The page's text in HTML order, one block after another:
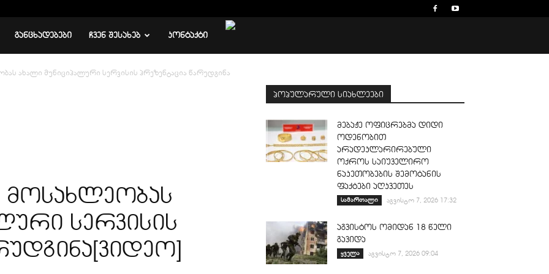
ᲒᲐᲜᲪᲮᲐᲓᲔᲑᲔᲑᲘ ᲩᲕᲔᲜ ᲨᲔᲡᲐᲮᲔᲑ ᲙᲝᲜᲢᲐᲥᲢᲘ
ახალი მუნიციპალური სერვისის პრეზენტაცია წარუდგინა
მოსახლეობას
სერვისის
პოპულარული სიახლეები
მებაჟე ოფიცრებმა დიდი
ოდენობით
არადეკლარირებული
ოქროს საიუველირო
ნაკეთობების შემოტანის
ფაქტები აღკვეთეს
სამართალი აგვისტო 7, 2026 17:32
აგვისტოს ომიდან 18 წელი
გავიდა
ყველა აგვისტო 7, 2026 09:04